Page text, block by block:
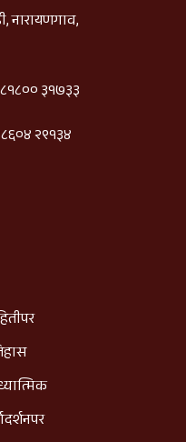
नारायणगाव,
८१८०० ३१७३३
२९१३४